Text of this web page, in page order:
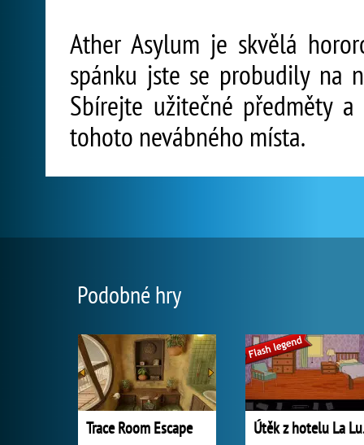
Ather Asylum je skvělá
spánku jste se probudily na
Sbírejte užitečné předměty
tohoto nevábného místa.
Podobné hry
Trace Room Escape